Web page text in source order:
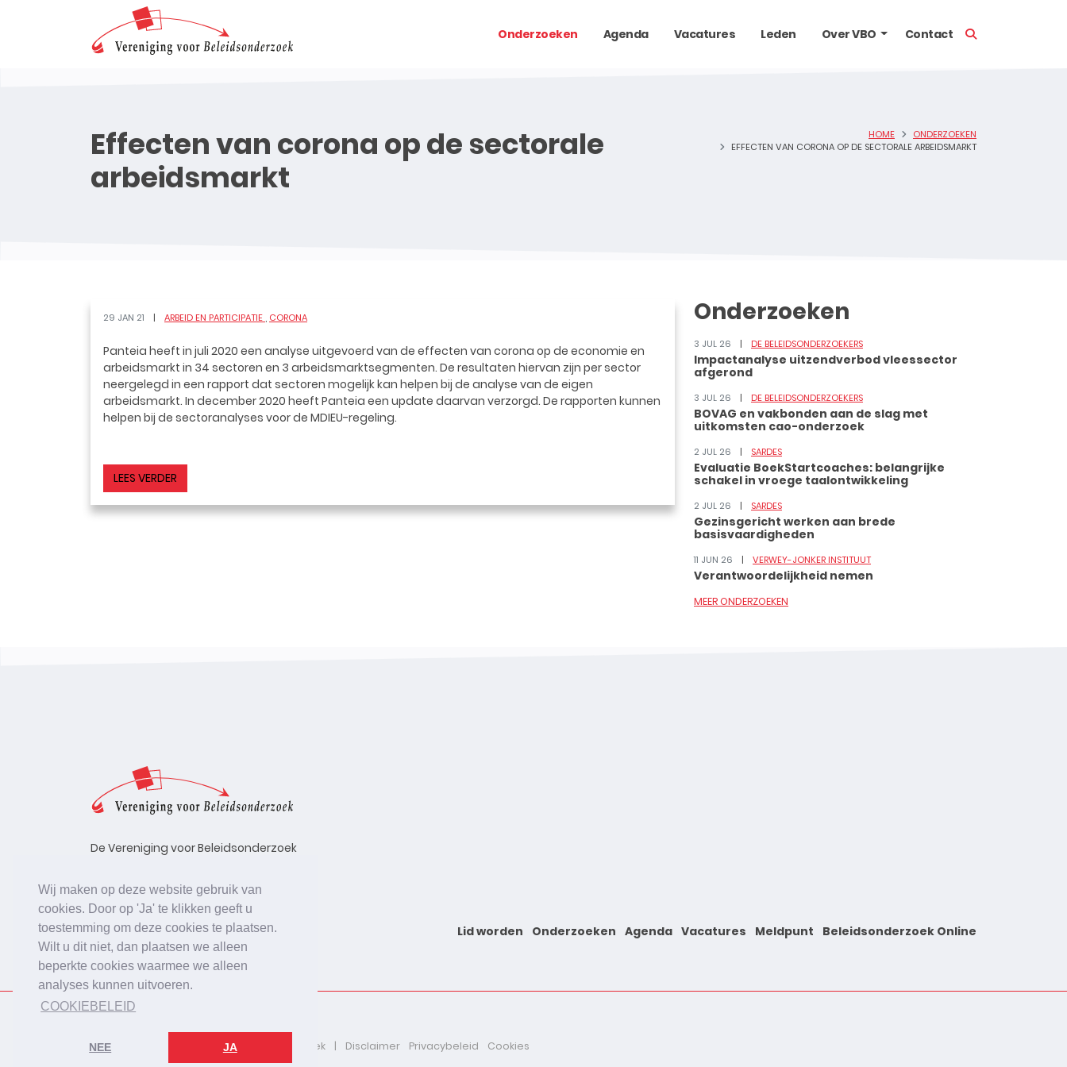
Wij maken op deze website gebruik van
cookies. Door op 'Ja' te klikken geeft u
toestemming om deze cookies te plaatsen.
Wilt u dit niet, dan plaatsen we alleen
beperkte cookies waarmee we alleen
analyses kunnen uitvoeren.
COOKIEBELEID
NEE JA
Onderzoeken Agenda Vacatures Leden Over VBO Contact
Effecten van corona op de sectorale
arbeidsmarkt
HOME
ONDERZOEKEN
EFFECTEN VAN CORONA OP DE SECTORALE ARBEIDSMARKT
29 JAN 21 ARBEID EN PARTICIPATIE CORONA
Panteia heeft in juli 2020 een analyse uitgevoerd van de effecten van corona op de economie en
arbeidsmarkt in 34 sectoren en 3 arbeidsmarktsegmenten. De resultaten hiervan zijn per sector
neergelegd in een rapport dat sectoren mogelijk kan helpen bij de analyse van de eigen
arbeidsmarkt. In december 2020 heeft Panteia een update daarvan verzorgd. De rapporten kunnen
helpen bij de sectoranalyses voor de MDIEU-regeling.
LEES VERDER
Onderzoeken
3 JUL 26 DE BELEIDSONDERZOEKERS
Impactanalyse uitzendverbod vleessector
afgerond
3 JUL 26 DE BELEIDSONDERZOEKERS
BOVAG en vakbonden aan de slag met
uitkomsten cao-onderzoek
2 JUL 26 SARDES
Evaluatie BoekStartcoaches: belangrijke
schakel in vroege taalontwikkeling
2 JUL 26 SARDES
Gezinsgericht werken aan brede
basisvaardigheden
11 JUN 26 VERWEY-JONKER INSTITUUT
Verantwoordelijkheid nemen
MEER ONDERZOEKEN
De Vereniging voor Beleidsonderzoek
bevorderen van beleidsonderzoek,
uitgevoerd in opdracht van
beleidsinstanties, uitvoerende
organisaties en bedrijfsleven.
Lid worden Onderzoeken Agenda Vacatures Meldpunt Beleidsonderzoek Online
2026 © De Vereniging voor Beleidsonderzoek Disclaimer Privacybeleid Cookies